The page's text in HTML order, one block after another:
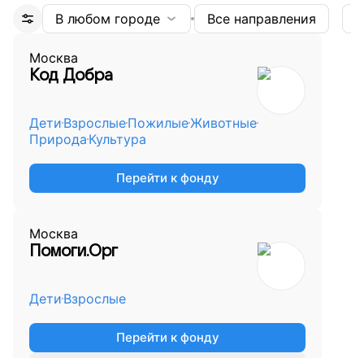
В любом городе Все направления
Москва
Код Добра
Дети ВзрослыеПожилыеЖивотные
Природа Культура
Перейти к фонду
Москва
Помоги.Орг
Дети Взрослые
Перейти к фонду